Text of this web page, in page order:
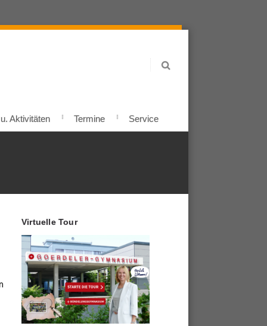
Aktivitäten Termine Service
Virtuelle Tour